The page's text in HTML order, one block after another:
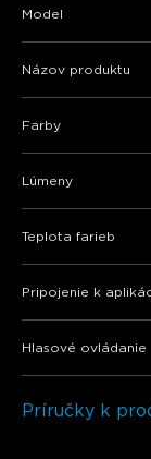
Model
Názov produktu
Farby
Lúmeny
Teplota farieb
Pripojenie k
Hlasové ovládanie
Príručky k